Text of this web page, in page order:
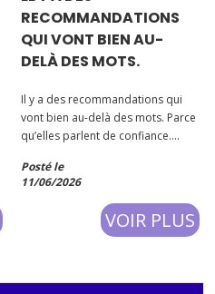
RECOMMANDATIONS
QUI VONT BIEN AU-
DELÀ DES MOTS.
Il y a des recommandations qui
vont bien au-delà des mots. Parce
qu’elles parlent de confiance.
avis remarquable de la part de
Sébastien Bonnis, Chef de projet
au sein de la CCI Val-de-Marne
avec lequel j’ai eu le plaisi
Posté le
11/06/2026
VOIR PLUS